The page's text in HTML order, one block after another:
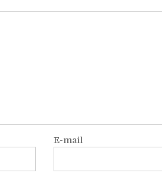
E-mail